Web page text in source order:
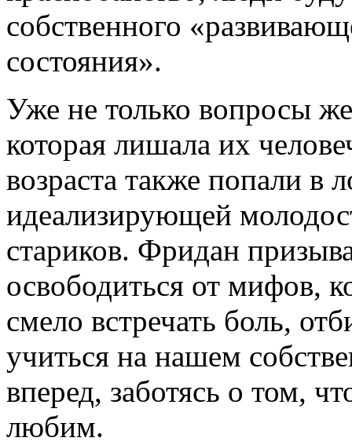
собственного
состояния».
Уже не только вопросы
которая лишала их
возраста также попали в
идеализирующей
стариков. Фридан
освободиться от мифов,
смело встречать боль,
учиться на нашем
вперед, заботясь о том,
любим.